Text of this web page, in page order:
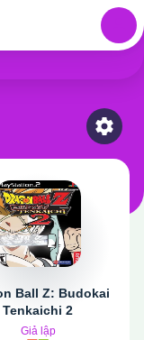
Select
Ball Z: Budokai
Tenkaichi 2
Giả lập